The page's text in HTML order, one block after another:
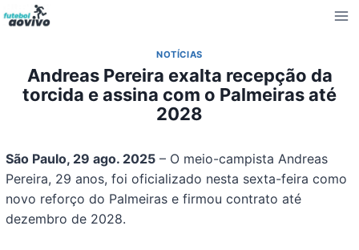
Pular
para
Conteúdo
NOTÍCIAS
Andreas Pereira exalta recepção da
torcida e assina com o Palmeiras até
2028
São Paulo, 29 ago. 2025 – O meio-campista Andreas
Pereira, 29 anos, foi oficializado nesta sexta-feira como
novo reforço do Palmeiras e firmou contrato até
dezembro de 2028.